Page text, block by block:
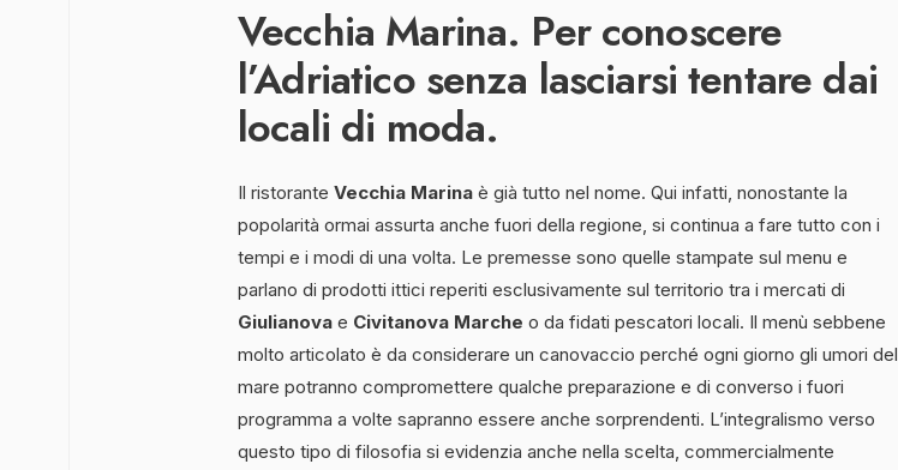
Vecchia Marina. Per conoscere
l’Adriatico senza lasciarsi tentare dai
locali di moda.
Il ristorante Vecchia Marina è già tutto nel nome. Qui infatti, nonostante la
popolarità ormai assurta anche fuori della regione, si continua a fare tutto con i
tempi e i modi di una volta. Le premesse sono quelle stampate sul menu e
parlano di prodotti ittici reperiti esclusivamente sul territorio tra i mercati di
Giulianova e Civitanova Marche o da fidati pescatori locali. Il menù sebbene
molto articolato è da considerare un canovaccio perché ogni giorno gli umori del
mare potranno compromettere qualche preparazione e di converso i fuori
programma a volte sapranno essere anche sorprendenti. L’integralismo verso
questo tipo di filosofia si evidenzia anche nella scelta, commercialmente